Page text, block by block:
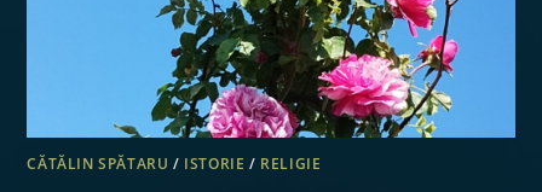
CĂTĂLIN SPĂTARU / ISTORIE / RELIGIE